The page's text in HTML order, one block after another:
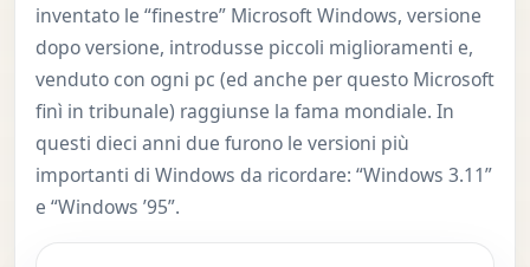
inventato le “finestre” Microsoft Windows, versione
dopo versione, introdusse piccoli miglioramenti e,
venduto con ogni pc (ed anche per questo Microsoft
finì in tribunale) raggiunse la fama mondiale. In
questi dieci anni due furono le versioni più
importanti di Windows da ricordare: “Windows 3.11”
e “Windows ’95”.